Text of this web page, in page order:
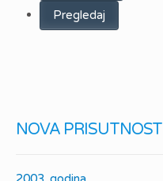
Pregledaj
NOVA PRISUTNOST